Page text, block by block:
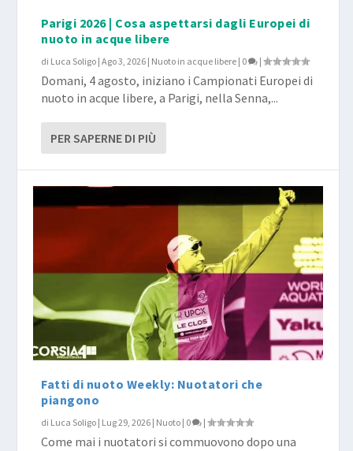
Parigi 2026 | Cosa aspettarsi dagli Europei di
nuoto in acque libere
di Luca Soligo |Ago 3, 2026 | Nuoto in acque libere | 0 |
Domani, 4 agosto, iniziano i Campionati Europei di
nuoto in acque libere, a Parigi, nella Senna,...
PER SAPERNE DI PIÙ
Fatti di nuoto Weekly: Nuotatori che
piangono
di Luca Soligo | Lug 29, 2026 | Nuoto | 0 |
Come mai i nuotatori si commuovono dopo una